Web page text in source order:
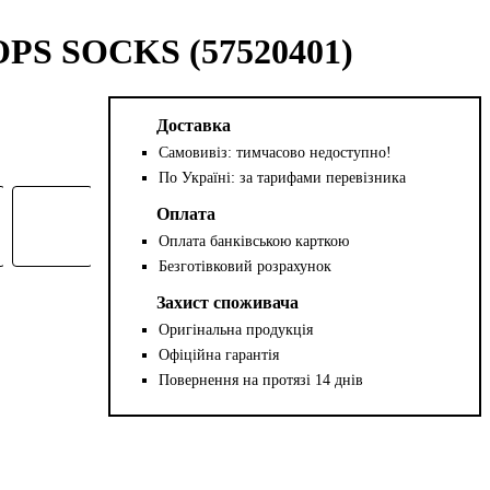
SOCKS (57520401)
Доставка
Самовивіз: тимчасово недоступно!
По Україні: за тарифами перевізника
Оплата
Оплата банківською карткою
Безготівковий розрахунок
Захист споживача
Оригінальна продукція
Офіційна гарантія
Повернення на протязі 14 днів